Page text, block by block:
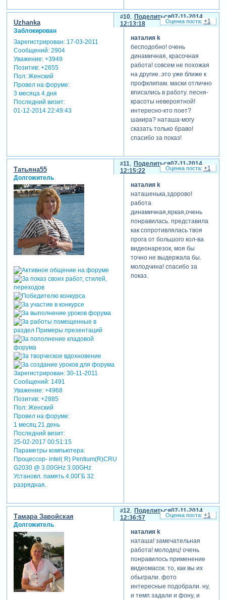
Поделиться
10
07-11-2014
12:13:18
Uzhanka
Заблокирован
Зарегистрирован: 17-03-2011
Сообщений:2904
Уважение: +3949
Позитив: +2655
Пол:Женский
Провел на форуме:
3 месяца 4 дня
Последний визит:
01-12-2014 22:49:43
наталия k
бесподобно! очень
динамичная, красочная
работа! совсем не похожая
на другие..это уже ближе к
профклипам. маски отлично
вписались в работу. песня-
красоты невероятной!
интересно-кто поет?
шакира? наташа-могу
сказать только браво!
спасибо за показ!
+1
Поделиться
11
07-11-2014
12:15:22
Татьяна55
Долгожитель
Зарегистрирован: 30-11-2011
Сообщений:1491
Уважение: +4968
Позитив: +2885
Пол:Женский
Провел на форуме:
1 месяц 21 день
Последний визит:
25-02-2017 00:51:15
Параметры компьютера:
Процессор- intel( R) Pentium(R)CRU
G2030 @ 3.00GHz 3.00GHz
Установл. память 4.00ГБ 32
разрядная.
наталия k
наташенька,здорово!
работа
динамичная,яркая,очень
понравилась. представила
как сопротивлялась твоя
прога от большого кол-ва
видеонарезок, моя бы
точно не выдержала бы.
молодчина! спасибо за
показ.
+1
Поделиться
12
07-11-2014
12:36:57
Тамара Завойская
Долгожитель
наталия k
наташа! замечательная
работа! молодец! очень
понравилось применение
видеомасок. то, как вы их
обыграли. фото
интересные подобрали. ну,
и темп задали и фону, и
+1